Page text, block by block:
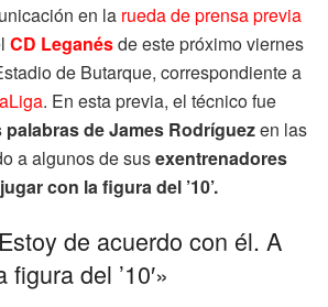
en la rueda de prensa previa
CD Leganésde este próximo viernes
de Butarque, correspondiente a
. En esta previa, el técnico fue
palabras de James Rodríguezen las
a algunos de susexentrenadores
con la figura del ’10’.
de acuerdo con él. A
del ’10′»